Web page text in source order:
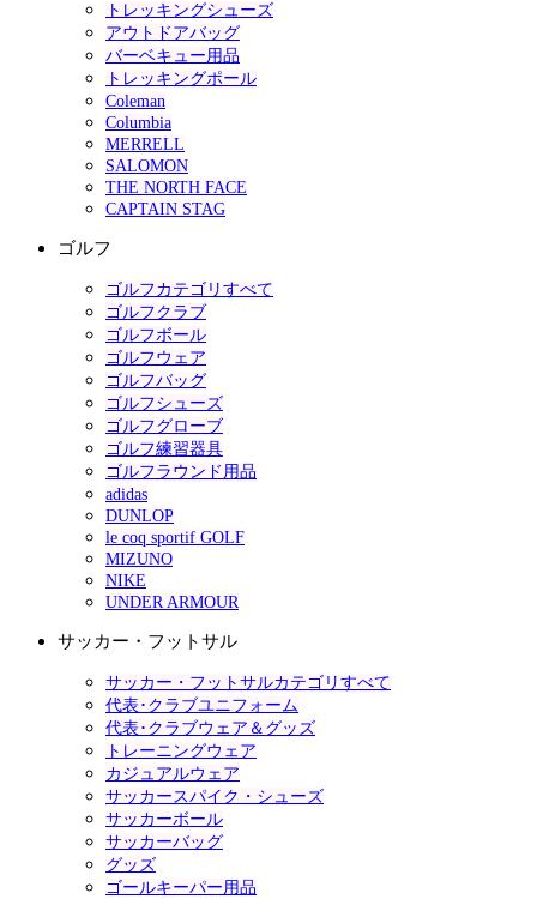
トレッキングシューズ
アウトドアバッグ
バーベキュー用品
トレッキングポール
Coleman
Columbia
MERRELL
SALOMON
THE NORTH FACE
CAPTAIN STAG
ゴルフ
ゴルフカテゴリすべて
ゴルフクラブ
ゴルフボール
ゴルフウェア
ゴルフバッグ
ゴルフシューズ
ゴルフグローブ
ゴルフ練習器具
ゴルフラウンド用品
adidas
DUNLOP
le coq sportif GOLF
MIZUNO
NIKE
UNDER ARMOUR
サッカー・フットサル
サッカー・フットサルカテゴリすべて
代表･クラブユニフォーム
代表･クラブウェア＆グッズ
トレーニングウェア
カジュアルウェア
サッカースパイク・シューズ
サッカーボール
サッカーバッグ
グッズ
ゴールキーパー用品